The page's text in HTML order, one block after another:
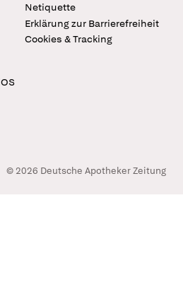
Netiquette
Erklärung zur Barrierefreiheit
Cookies & Tracking
© 2026 Deutsche Apotheker Zeitung